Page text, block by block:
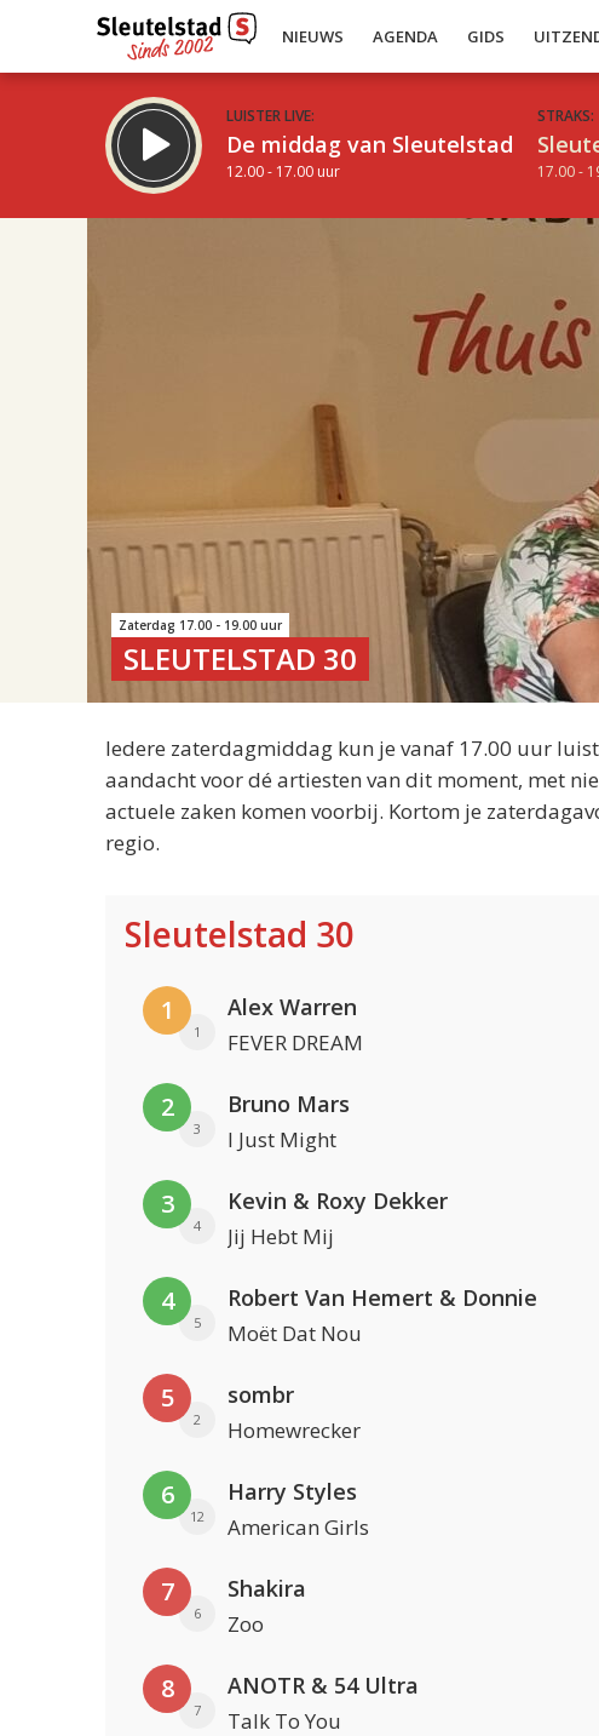
NIEUWS AGENDA GIDS
LUISTER LIVE:
De middag van Sleutelstad
12.00 - 17.00 uur
STRAKS:
17.00 -
Zaterdag 17.00 - 19.00 uur
SLEUTELSTAD 30
Iedere zaterdagmiddag kun je vanaf 17.00 uur
aandacht voor dé artiesten van dit moment, met
actuele zaken komen voorbij. Kortom je
regio.
Sleutelstad 30
1
1
Alex Warren
FEVER DREAM
2
3
Bruno Mars
I Just Might
3
4
Kevin & Roxy Dekker
Jij Hebt Mij
4
5
Robert Van Hemert & Donnie
Moët Dat Nou
5
2
sombr
Homewrecker
6
12
Harry Styles
American Girls
7
6
Shakira
Zoo
8
7
ANOTR & 54 Ultra
Talk To You